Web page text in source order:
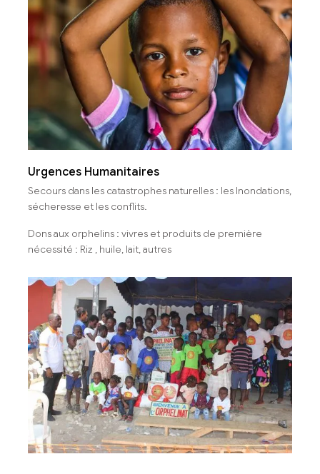
Urgences Humanitaires
Secours dans les catastrophes naturelles : les Inondations,
sécheresse et les conflits.
Dons aux orphelins : vivres et produits de première
nécessité : Riz , huile, lait, autres